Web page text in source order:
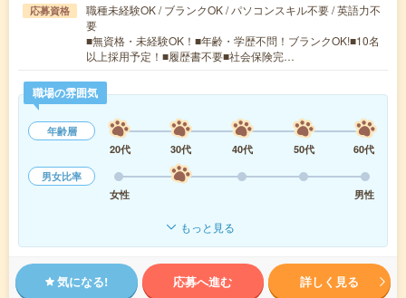
応募資格
職種未経験OK / ブランクOK / パソコンスキル不要 / 英語力不
要
■無資格・未経験OK！■年齢・学歴不問！ブランクOK!■10名
以上採用予定！■履歴書不要■社会保険完…
職場の雰囲気
年齢層
20代
30代 40代 50代
60代
男女比率
女性
男性
もっと見る
気になる! 応募へ進む 詳しく見る